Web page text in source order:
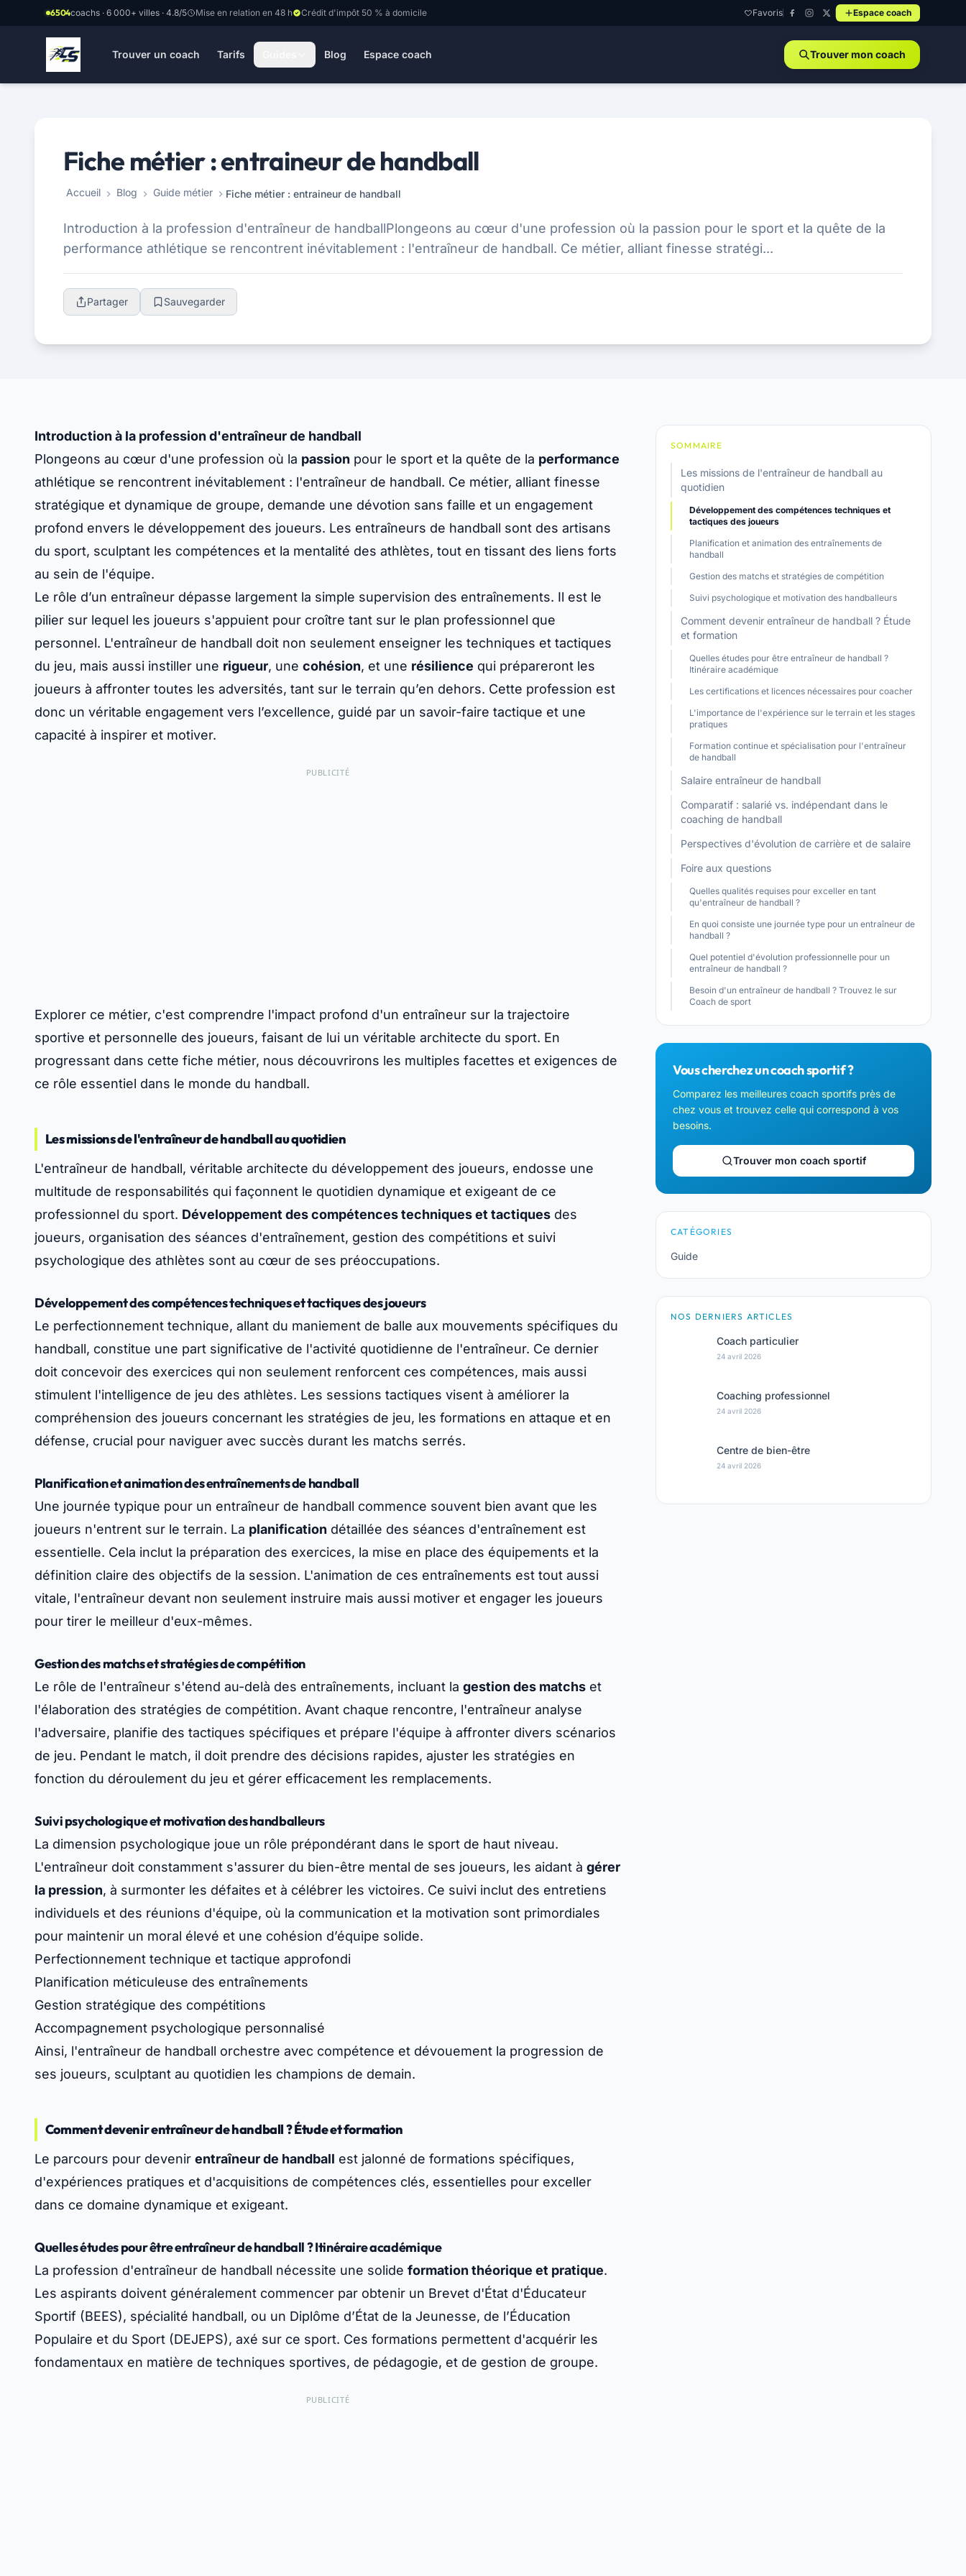
Aller au contenu principal
6504coachs · 6 000+ villes · 4.8/5 Mise en relation en 48 h Crédit d'impôt 50 % à domicile Favoris Espace coach
Trouver un coach Tarifs Blog Espace coach Trouver mon coach
Fiche métier : entraineur de handball
Accueil Blog Guide métier Fiche métier : entraineur de handball
Introduction à la profession d'entraîneur de handballPlongeons au cœur d'une profession où la passion pour le sport et la quête de la
performance athlétique se rencontrent inévitablement : l'entraîneur de handball. Ce métier, alliant finesse stratégi...
Partager Sauvegarder
Introduction à la profession d'entraîneur de handball
Plongeons au cœur d'une profession où la passion pour le sport et la quête de la performance
athlétique se rencontrent inévitablement : l'entraîneur de handball. Ce métier, alliant finesse
stratégique et dynamique de groupe, demande une dévotion sans faille et un engagement
profond envers le développement des joueurs. Les entraîneurs de handball sont des artisans
du sport, sculptant les compétences et la mentalité des athlètes, tout en tissant des liens forts
au sein de l'équipe.
Le rôle d’un entraîneur dépasse largement la simple supervision des entraînements. Il est le
pilier sur lequel les joueurs s'appuient pour croître tant sur le plan professionnel que
personnel. L'entraîneur de handball doit non seulement enseigner les techniques et tactiques
du jeu, mais aussi instiller une rigueur, une cohésion, et une résilience qui prépareront les
joueurs à affronter toutes les adversités, tant sur le terrain qu’en dehors. Cette profession est
donc un véritable engagement vers l’excellence, guidé par un savoir-faire tactique et une
capacité à inspirer et motiver.
PUBLICITÉ
Explorer ce métier, c'est comprendre l'impact profond d'un entraîneur sur la trajectoire
sportive et personnelle des joueurs, faisant de lui un véritable architecte du sport. En
progressant dans cette fiche métier, nous découvrirons les multiples facettes et exigences de
ce rôle essentiel dans le monde du handball.
Les missions de l'entraîneur de handball au quotidien
L'entraîneur de handball, véritable architecte du développement des joueurs, endosse une
multitude de responsabilités qui façonnent le quotidien dynamique et exigeant de ce
professionnel du sport. Développement des compétences techniques et tactiques des
joueurs, organisation des séances d'entraînement, gestion des compétitions et suivi
psychologique des athlètes sont au cœur de ses préoccupations.
Développement des compétences techniques et tactiques des joueurs
Le perfectionnement technique, allant du maniement de balle aux mouvements spécifiques du
handball, constitue une part significative de l'activité quotidienne de l'entraîneur. Ce dernier
doit concevoir des exercices qui non seulement renforcent ces compétences, mais aussi
stimulent l'intelligence de jeu des athlètes. Les sessions tactiques visent à améliorer la
compréhension des joueurs concernant les stratégies de jeu, les formations en attaque et en
défense, crucial pour naviguer avec succès durant les matchs serrés.
Planification et animation des entraînements de handball
Une journée typique pour un entraîneur de handball commence souvent bien avant que les
joueurs n'entrent sur le terrain. La planification détaillée des séances d'entraînement est
essentielle. Cela inclut la préparation des exercices, la mise en place des équipements et la
définition claire des objectifs de la session. L'animation de ces entraînements est tout aussi
vitale, l'entraîneur devant non seulement instruire mais aussi motiver et engager les joueurs
pour tirer le meilleur d'eux-mêmes.
Gestion des matchs et stratégies de compétition
Le rôle de l'entraîneur s'étend au-delà des entraînements, incluant la gestion des matchs et
l'élaboration des stratégies de compétition. Avant chaque rencontre, l'entraîneur analyse
l'adversaire, planifie des tactiques spécifiques et prépare l'équipe à affronter divers scénarios
de jeu. Pendant le match, il doit prendre des décisions rapides, ajuster les stratégies en
fonction du déroulement du jeu et gérer efficacement les remplacements.
Suivi psychologique et motivation des handballeurs
La dimension psychologique joue un rôle prépondérant dans le sport de haut niveau.
L'entraîneur doit constamment s'assurer du bien-être mental de ses joueurs, les aidant à gérer
la pression, à surmonter les défaites et à célébrer les victoires. Ce suivi inclut des entretiens
individuels et des réunions d'équipe, où la communication et la motivation sont primordiales
pour maintenir un moral élevé et une cohésion d’équipe solide.
Perfectionnement technique et tactique approfondi
Planification méticuleuse des entraînements
Gestion stratégique des compétitions
Accompagnement psychologique personnalisé
Ainsi, l'entraîneur de handball orchestre avec compétence et dévouement la progression de
ses joueurs, sculptant au quotidien les champions de demain.
Comment devenir entraîneur de handball ? Étude et formation
Le parcours pour devenir entraîneur de handball est jalonné de formations spécifiques,
d'expériences pratiques et d'acquisitions de compétences clés, essentielles pour exceller
dans ce domaine dynamique et exigeant.
Quelles études pour être entraîneur de handball ? Itinéraire académique
La profession d'entraîneur de handball nécessite une solide formation théorique et pratique.
Les aspirants doivent généralement commencer par obtenir un Brevet d'État d'Éducateur
Sportif (BEES), spécialité handball, ou un Diplôme d’État de la Jeunesse, de l’Éducation
Populaire et du Sport (DEJEPS), axé sur ce sport. Ces formations permettent d'acquérir les
fondamentaux en matière de techniques sportives, de pédagogie, et de gestion de groupe.
PUBLICITÉ
SOMMAIRE
Les missions de l'entraîneur de handball au
quotidien
Développement des compétences techniques et
tactiques des joueurs
Planification et animation des entraînements de
handball
Gestion des matchs et stratégies de compétition
Suivi psychologique et motivation des handballeurs
Comment devenir entraîneur de handball ? Étude
et formation
Quelles études pour être entraîneur de handball ?
Itinéraire académique
Les certifications et licences nécessaires pour coacher
L'importance de l'expérience sur le terrain et les stages
pratiques
Formation continue et spécialisation pour l'entraîneur
de handball
Salaire entraîneur de handball
Comparatif : salarié vs. indépendant dans le
coaching de handball
Perspectives d'évolution de carrière et de salaire
Foire aux questions
Quelles qualités requises pour exceller en tant
qu'entraîneur de handball ?
En quoi consiste une journée type pour un entraîneur de
handball ?
Quel potentiel d'évolution professionnelle pour un
entraîneur de handball ?
Besoin d'un entraîneur de handball ? Trouvez le sur
Coach de sport
Vous cherchez un coach sportif ?
Comparez les meilleures coach sportifs près de
chez vous et trouvez celle qui correspond à vos
besoins.
Trouver mon coach sportif
CATÉGORIES
Guide
NOS DERNIERS ARTICLES
Coach particulier
24 avril 2026
Coaching professionnel
24 avril 2026
Centre de bien-être
24 avril 2026